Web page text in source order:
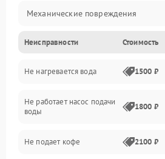
Механические повреждения
Прочие неисправности
Включение и работа
Проблемы с водой
Проблемы с капучинатором и паром
Неисправности Стоимость
Не нагревается вода 1500 ₽
Не работает насос подачи
воды
1800 ₽
Не подает кофе 2100 ₽